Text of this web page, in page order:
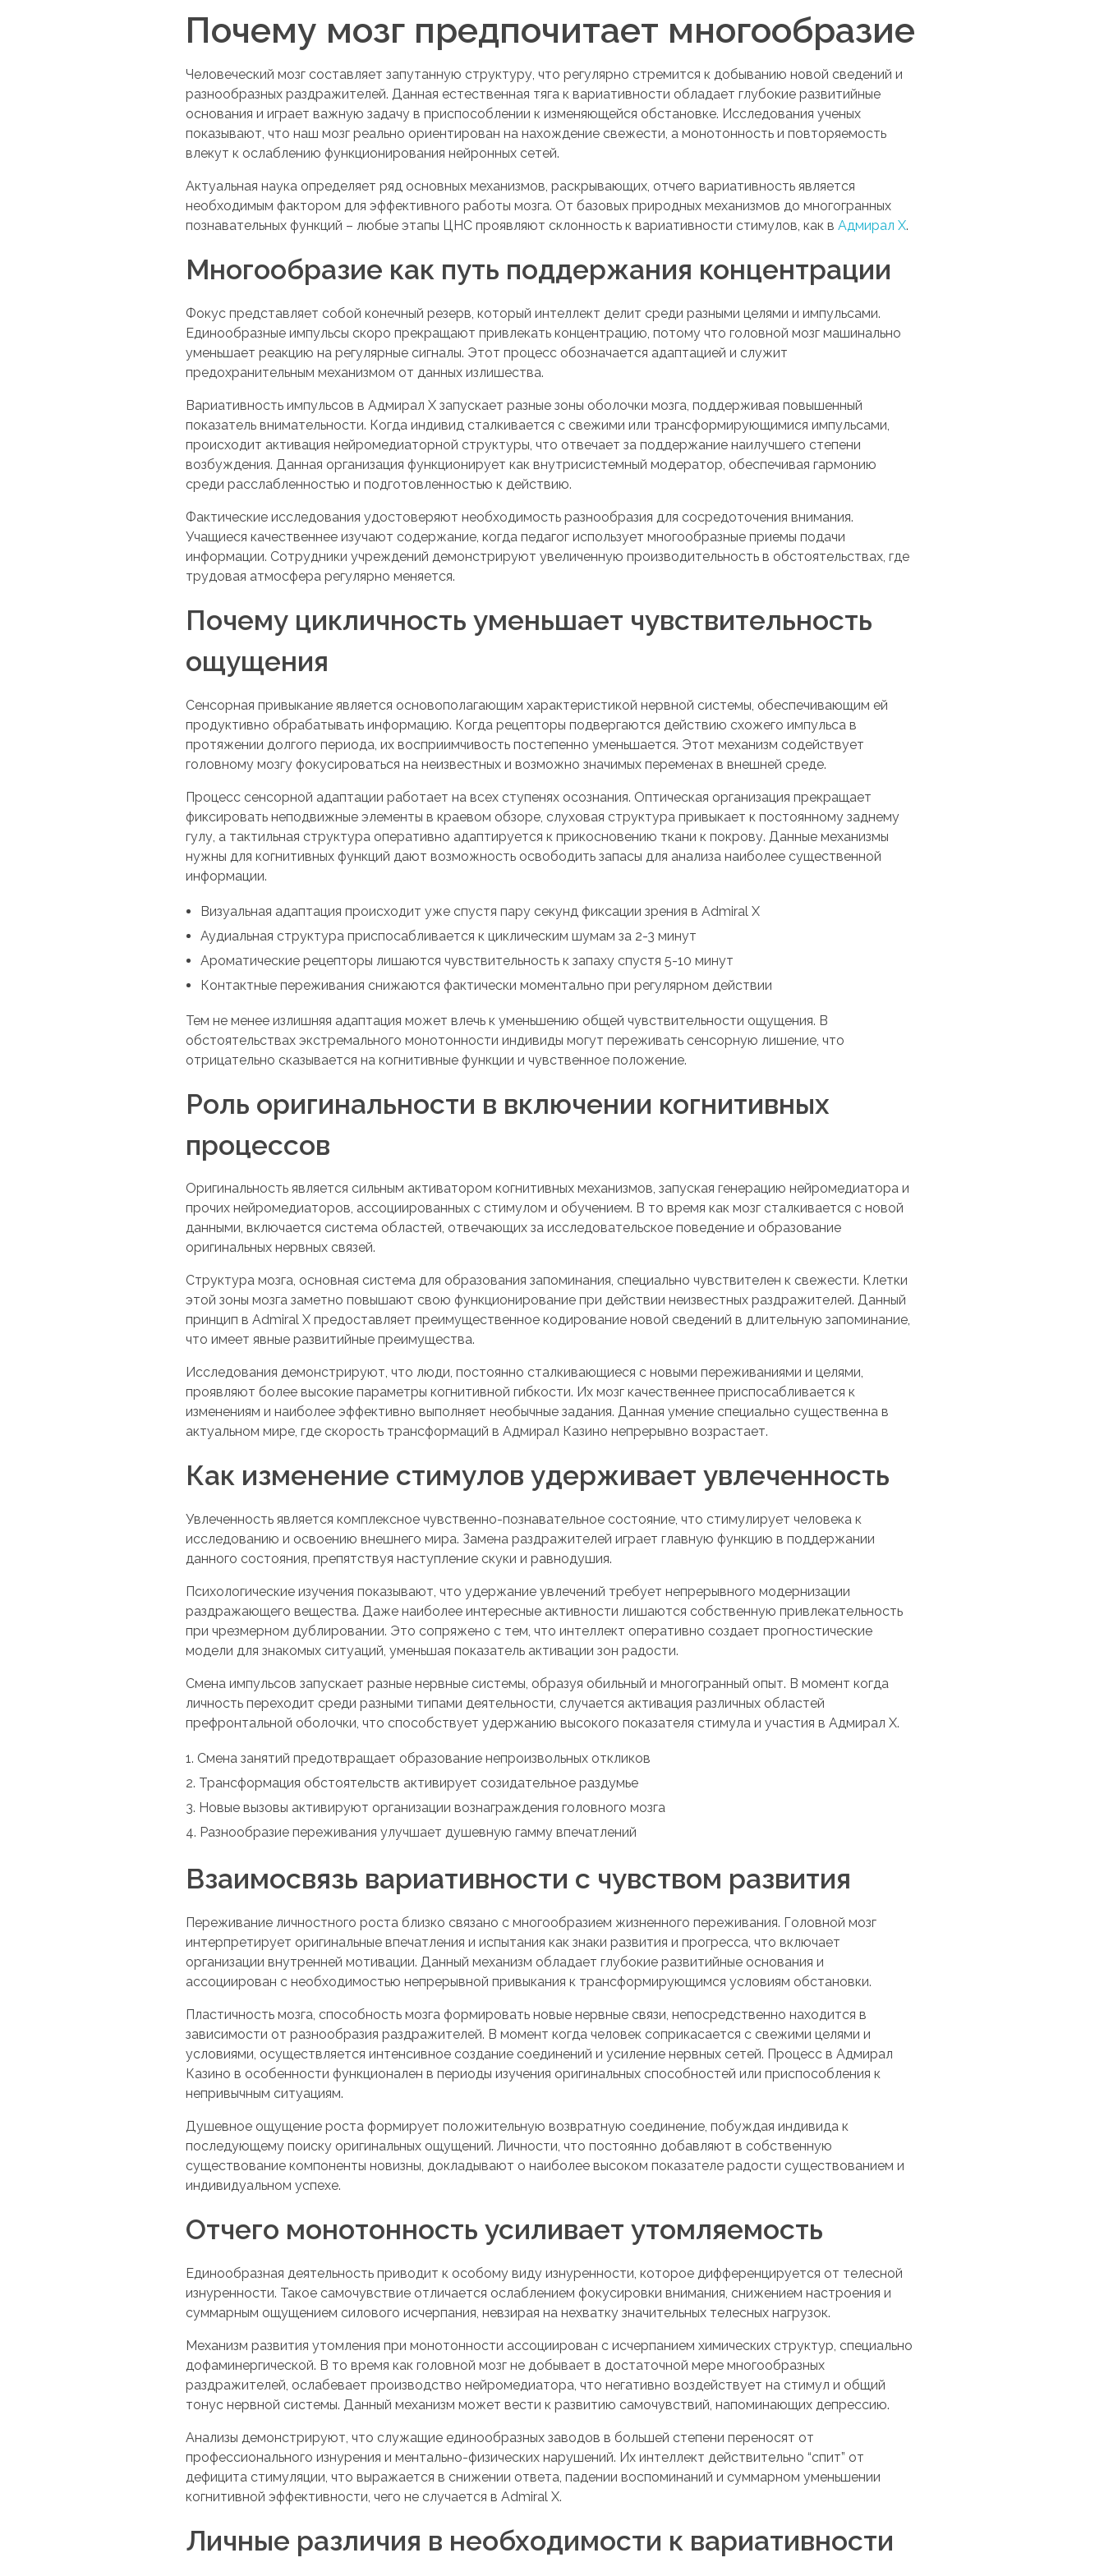
Почему мозг предпочитает многообразие
Человеческий мозг составляет запутанную структуру, что регулярно стремится к добыванию новой сведений и
разнообразных раздражителей. Данная естественная тяга к вариативности обладает глубокие развитийные
основания и играет важную задачу в приспособлении к изменяющейся обстановке. Исследования ученых
показывают, что наш мозг реально ориентирован на нахождение свежести, а монотонность и повторяемость
влекут к ослаблению функционирования нейронных сетей.
Актуальная наука определяет ряд основных механизмов, раскрывающих, отчего вариативность является
необходимым фактором для эффективного работы мозга. От базовых природных механизмов до многогранных
познавательных функций – любые этапы ЦНС проявляют склонность к вариативности стимулов, как вАдмирал Х.
Многообразие как путь поддержания концентрации
Фокус представляет собой конечный резерв, который интеллект делит среди разными целями и импульсами.
Единообразные импульсы скоро прекращают привлекать концентрацию, потому что головной мозг машинально
уменьшает реакцию на регулярные сигналы. Этот процесс обозначается адаптацией и служит
предохранительным механизмом от данных излишества.
Вариативность импульсов в Адмирал Х запускает разные зоны оболочки мозга, поддерживая повышенный
показатель внимательности. Когда индивид сталкивается с свежими или трансформирующимися импульсами,
происходит активация нейромедиаторной структуры, что отвечает за поддержание наилучшего степени
возбуждения. Данная организация функционирует как внутрисистемный модератор, обеспечивая гармонию
среди расслабленностью и подготовленностью к действию.
Фактические исследования удостоверяют необходимость разнообразия для сосредоточения внимания.
Учащиеся качественнее изучают содержание, когда педагог использует многообразные приемы подачи
информации. Сотрудники учреждений демонстрируют увеличенную производительность в обстоятельствах, где
трудовая атмосфера регулярно меняется.
Почему цикличность уменьшает чувствительность
ощущения
Сенсорная привыкание является основополагающим характеристикой нервной системы, обеспечивающим ей
продуктивно обрабатывать информацию. Когда рецепторы подвергаются действию схожего импульса в
протяжении долгого периода, их восприимчивость постепенно уменьшается. Этот механизм содействует
головному мозгу фокусироваться на неизвестных и возможно значимых переменах в внешней среде.
Процесс сенсорной адаптации работает на всех ступенях осознания. Оптическая организация прекращает
фиксировать неподвижные элементы в краевом обзоре, слуховая структура привыкает к постоянному заднему
гулу, а тактильная структура оперативно адаптируется к прикосновению ткани к покрову. Данные механизмы
нужны для когнитивных функций дают возможность освободить запасы для анализа наиболее существенной
информации.
Визуальная адаптация происходит уже спустя пару секунд фиксации зрения в Admiral X
Аудиальная структура приспосабливается к циклическим шумам за 2-3 минут
Ароматические рецепторы лишаются чувствительность к запаху спустя 5-10 минут
Контактные переживания снижаются фактически моментально при регулярном действии
Тем не менее излишняя адаптация может влечь к уменьшению общей чувствительности ощущения. В
обстоятельствах экстремального монотонности индивиды могут переживать сенсорную лишение, что
отрицательно сказывается на когнитивные функции и чувственное положение.
Роль оригинальности в включении когнитивных
процессов
Оригинальность является сильным активатором когнитивных механизмов, запуская генерацию нейромедиатора и
прочих нейромедиаторов, ассоциированных с стимулом и обучением. В то время как мозг сталкивается с новой
данными, включается система областей, отвечающих за исследовательское поведение и образование
оригинальных нервных связей.
Структура мозга, основная система для образования запоминания, специально чувствителен к свежести. Клетки
этой зоны мозга заметно повышают свою функционирование при действии неизвестных раздражителей. Данный
принцип в Admiral X предоставляет преимущественное кодирование новой сведений в длительную запоминание,
что имеет явные развитийные преимущества.
Исследования демонстрируют, что люди, постоянно сталкивающиеся с новыми переживаниями и целями,
проявляют более высокие параметры когнитивной гибкости. Их мозг качественнее приспосабливается к
изменениям и наиболее эффективно выполняет необычные задания. Данная умение специально существенна в
актуальном мире, где скорость трансформаций в Адмирал Казино непрерывно возрастает.
Как изменение стимулов удерживает увлеченность
Увлеченность является комплексное чувственно-познавательное состояние, что стимулирует человека к
исследованию и освоению внешнего мира. Замена раздражителей играет главную функцию в поддержании
данного состояния, препятствуя наступление скуки и равнодушия.
Психологические изучения показывают, что удержание увлечений требует непрерывного модернизации
раздражающего вещества. Даже наиболее интересные активности лишаются собственную привлекательность
при чрезмерном дублировании. Это сопряжено с тем, что интеллект оперативно создает прогностические
модели для знакомых ситуаций, уменьшая показатель активации зон радости.
Смена импульсов запускает разные нервные системы, образуя обильный и многогранный опыт. В момент когда
личность переходит среди разными типами деятельности, случается активация различных областей
префронтальной оболочки, что способствует удержанию высокого показателя стимула и участия в Адмирал Х.
Смена занятий предотвращает образование непроизвольных откликов
Трансформация обстоятельств активирует созидательное раздумье
Новые вызовы активируют организации вознаграждения головного мозга
Разнообразие переживания улучшает душевную гамму впечатлений
Взаимосвязь вариативности с чувством развития
Переживание личностного роста близко связано с многообразием жизненного переживания. Головной мозг
интерпретирует оригинальные впечатления и испытания как знаки развития и прогресса, что включает
организации внутренней мотивации. Данный механизм обладает глубокие развитийные основания и
ассоциирован с необходимостью непрерывной привыкания к трансформирующимся условиям обстановки.
Пластичность мозга, способность мозга формировать новые нервные связи, непосредственно находится в
зависимости от разнообразия раздражителей. В момент когда человек соприкасается с свежими целями и
условиями, осуществляется интенсивное создание соединений и усиление нервных сетей. Процесс в Адмирал
Казино в особенности функционален в периоды изучения оригинальных способностей или приспособления к
непривычным ситуациям.
Душевное ощущение роста формирует положительную возвратную соединение, побуждая индивида к
последующему поиску оригинальных ощущений. Личности, что постоянно добавляют в собственную
существование компоненты новизны, докладывают о наиболее высоком показателе радости существованием и
индивидуальном успехе.
Отчего монотонность усиливает утомляемость
Единообразная деятельность приводит к особому виду изнуренности, которое дифференцируется от телесной
изнуренности. Такое самочувствие отличается ослаблением фокусировки внимания, снижением настроения и
суммарным ощущением силового исчерпания, невзирая на нехватку значительных телесных нагрузок.
Механизм развития утомления при монотонности ассоциирован с исчерпанием химических структур, специально
дофаминергической. В то время как головной мозг не добывает в достаточной мере многообразных
раздражителей, ослабевает производство нейромедиатора, что негативно воздействует на стимул и общий
тонус нервной системы. Данный механизм может вести к развитию самочувствий, напоминающих депрессию.
Анализы демонстрируют, что служащие единообразных заводов в большей степени переносят от
профессионального изнурения и ментально-физических нарушений. Их интеллект действительно “спит” от
дефицита стимуляции, что выражается в снижении ответа, падении воспоминаний и суммарном уменьшении
когнитивной эффективности, чего не случается в Admiral X.
Личные различия в необходимости к вариативности